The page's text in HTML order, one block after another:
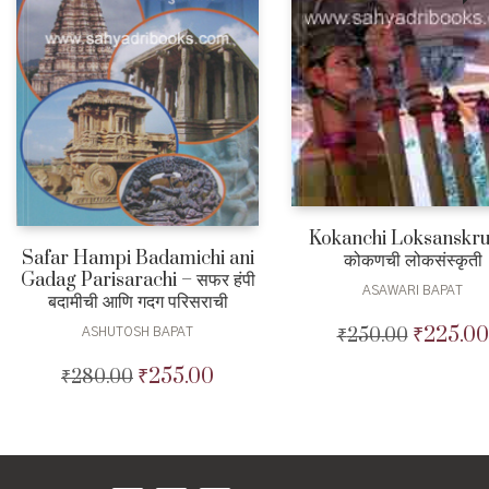
Safar Hampi Badamichi ani
Gadag Parisarachi – सफर हंपी
बदामीची आणि गदग परिसराची
ASHUTOSH BAPAT
₹280.00 Original
₹255.00
Kokanchi
कोकणची लोकसंस्कृती
ASAWARI BAPAT
₹250.00 Original
₹225.00